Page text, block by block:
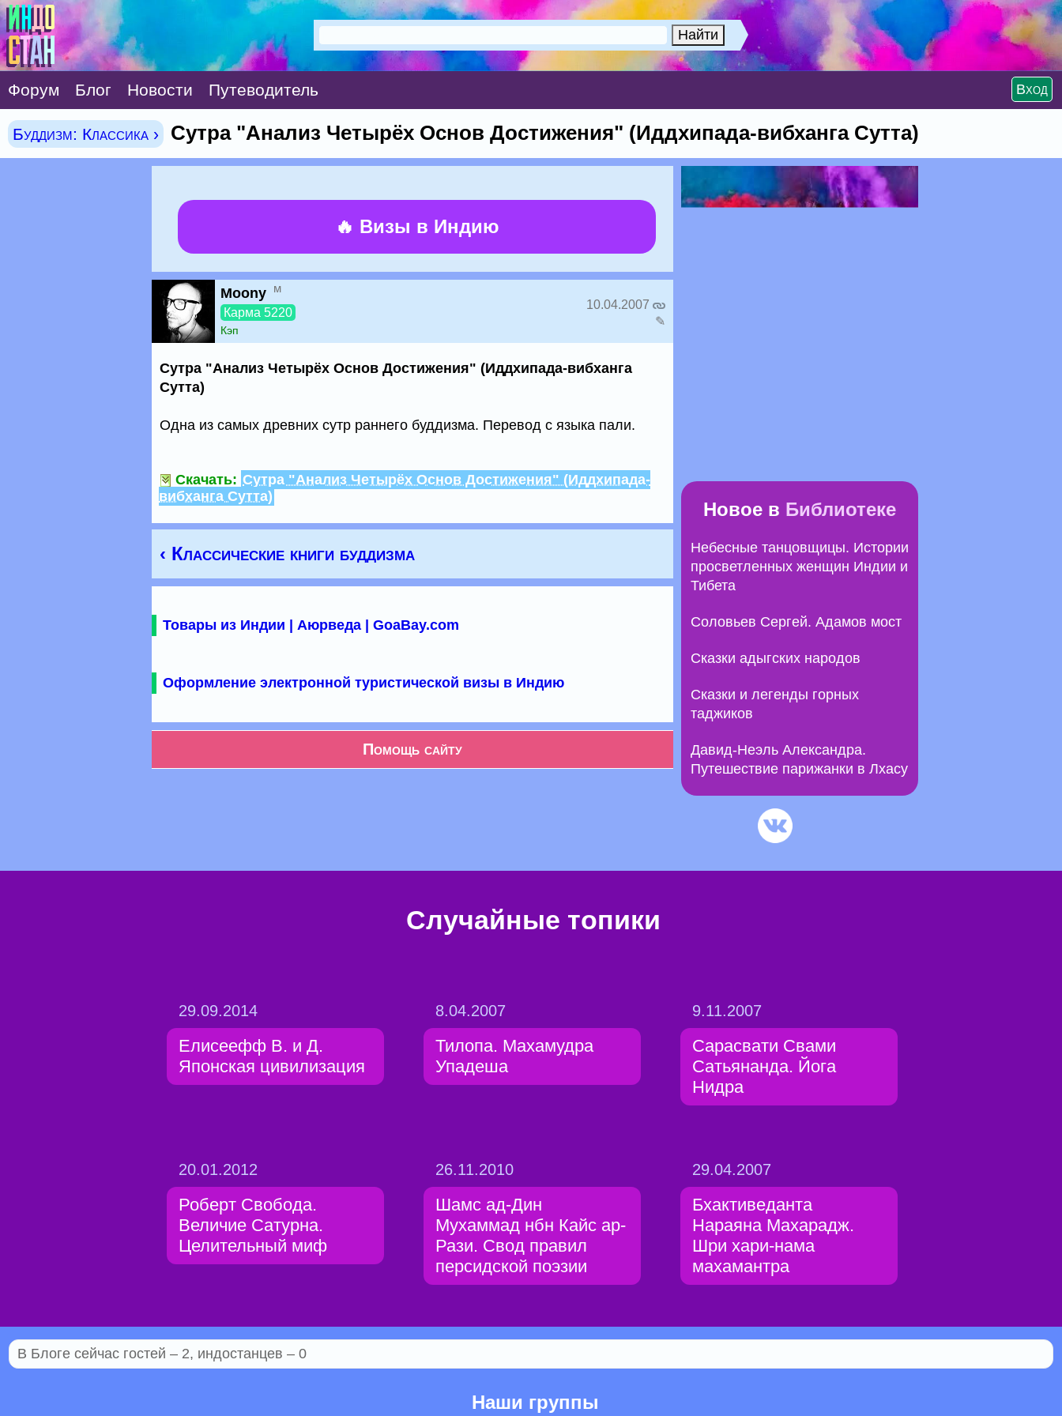
Форум Блог Новости Путеводитель Вход
Буддизм: Классика › Сутра "Анализ Четырёх Основ Достижения" (Иддхипада-вибханга Сутта)
🔥 Визы в Индию
Moony м
Карма 5220
Кэп
10.04.2007
✎
Сутра "Анализ Четырёх Основ Достижения" (Иддхипада-вибханга
Сутта)
Одна из самых древних сутр раннего буддизма. Перевод с языка пали.
Скачать: Сутра "Анализ Четырёх Основ Достижения" (Иддхипада-
вибханга Сутта)
‹ Классические книги буддизма
Товары из Индии | Аюрведа | GoaBay.com
Оформление электронной туристической визы в Индию
Помощь сайту
Новое в Библиотеке
Небесные танцовщицы. Истории
просветленных женщин Индии и
Тибета
Соловьев Сергей. Адамов мост
Сказки адыгских народов
Сказки и легенды горных
таджиков
Давид-Неэль Александра.
Путешествие парижанки в Лхасу
Случайные топики
29.09.2014
Елисеефф В. и Д.
Японская цивилизация
8.04.2007
Тилопа. Махамудра
Упадеша
9.11.2007
Сарасвати Свами
Сатьянанда. Йога
Нидра
20.01.2012
Роберт Свобода.
Величие Сатурна.
Целительный миф
26.11.2010
Шамс ад-Дин
Мухаммад нбн Кайс ар-
Рази. Свод правил
персидской поэзии
29.04.2007
Бхактиведанта
Нараяна Махарадж.
Шри хари-нама
махамантра
В Блоге сейчас гостей – 2, индостанцев – 0
Наши группы